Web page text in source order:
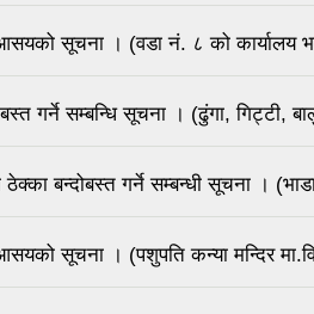
सूचना । (वडा नं. ८ को कार्यालय
गर्ने सम्बन्धि सूचना । (ढुंगा, गिट्टी,
बन्दोबस्त गर्ने सम्बन्धी सूचना ।
सूचना । (पशुपति कन्या मन्दिर